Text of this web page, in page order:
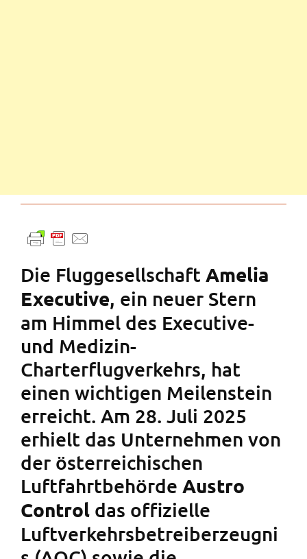
Die Fluggesellschaft Amelia
Executive, ein neuer Stern
am Himmel des Executive-
und Medizin-
Charterflugverkehrs, hat
einen wichtigen Meilenstein
erreicht. Am 28. Juli 2025
erhielt das Unternehmen von
der österreichischen
Luftfahrtbehörde Austro
Control das offizielle
Luftverkehrsbetreiberzeugni